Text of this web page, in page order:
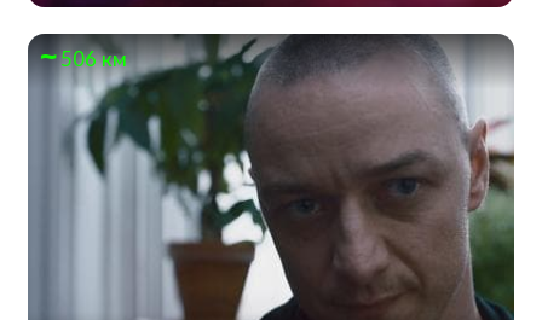
506 км